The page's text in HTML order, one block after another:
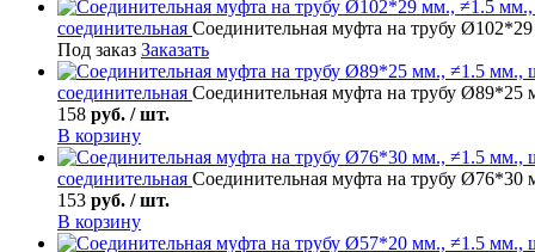
соединительная Соединительная муфта на трубу
Под заказ Заказать
соединительная Соединительная муфта на трубу
158 руб. / шт.
В корзину
соединительная Соединительная муфта на трубу
153 руб. / шт.
В корзину